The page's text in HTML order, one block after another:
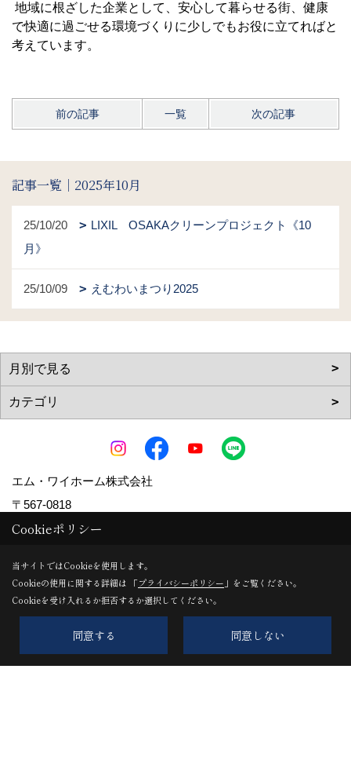
地域に根ざした企業として、安心して暮らせる街、健康
で快適に過ごせる環境づくりに少しでもお役に立てればと
考えています。
前の記事 一覧 次の記事
記事一覧｜2025年10月
25/10/20
LIXIL OSAKAクリーンプロジェクト《10
月》
25/10/09 えむわいまつり2025
エム・ワイホーム株式会社
〒567-0818
大阪府茨木市本町5-1
＜営業時間＞9:00-17:00
Cookieポリシー
当サイトではCookieを使用します。
Cookieの使用に関する詳細は 「プライバシーポリシー 」をご覧ください。
Cookieを受け入れるか拒否するか選択してください。
同意する 同意しない